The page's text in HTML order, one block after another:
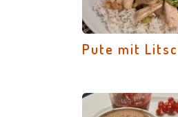
Pute mit